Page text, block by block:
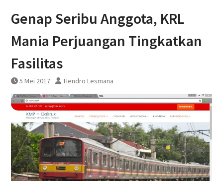
Layanan Kereta Api Srilelawangsa
Genap Seribu Anggota, KRL
Mania Perjuangan Tingkatkan
Fasilitas
5 Mei 2017 Hendro Lesmana